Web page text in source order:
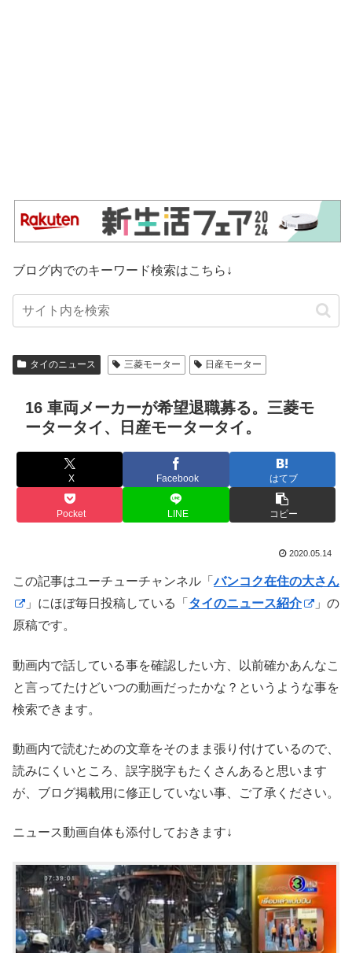
ブログ内でのキーワード検索はこちら↓
タイのニュース 三菱モーター 日産モーター
16 車両メーカーが希望退職募る。三菱モ
ータータイ、日産モータータイ。
X Facebook はてブ
Pocket LINE コピー
2020.05.14
この記事はユーチューチャンネル「バンコク在住の大さん
」にほぼ毎日投稿している「 タイのニュース紹介
」の
原稿です。
動画内で話している事を確認したい方、以前確かあんなこ
と言ってたけどいつの動画だったかな？というような事を
検索できます。
動画内で読むための文章をそのまま張り付けているので、
読みにくいところ、誤字脱字もたくさんあると思います
が、ブログ掲載用に修正していない事、ご了承ください。
ニュース動画自体も添付しておきます↓